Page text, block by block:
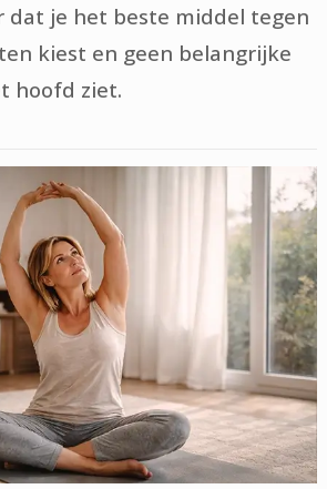
dat je het beste middel tegen
kiest en geen belangrijke
hoofd ziet.